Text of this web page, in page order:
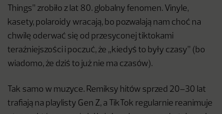
Things” zrobiło z lat 80. globalny fenomen. Vinyle,
kasety, polaroidy wracają, bo pozwalają nam choć na
chwilę oderwać się od przesyconej tiktokami
teraźniejszości i poczuć, że „kiedyś to były czasy” (bo
wiadomo, że dziś to już nie ma czasów).
Tak samo w muzyce. Remiksy hitów sprzed 20–30 lat
trafiają na playlisty Gen Z, a TikTok regularnie reanimuje